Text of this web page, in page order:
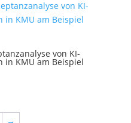
von KI-
in KMU am Beispiel